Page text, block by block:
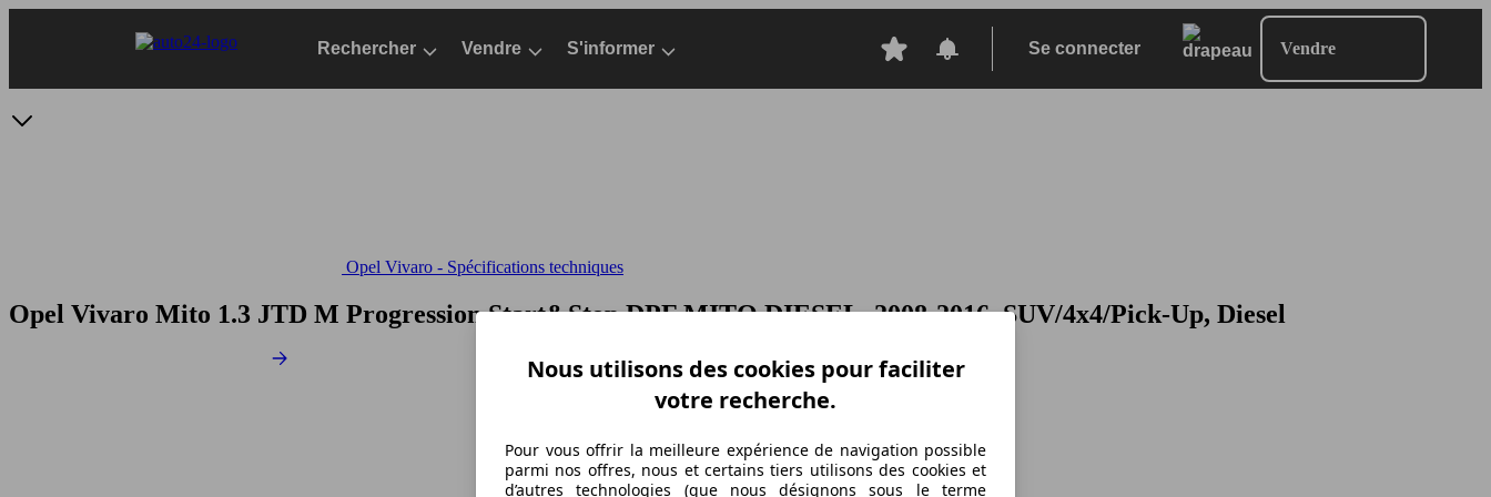
Rechercher Vendre S'informer Se connecter Vendre
Opel Vivaro - Spécifications techniques
Opel Vivaro Mito 1.3 JTD M Progression Start&Stop DPFMITO DIESEL, 2008-2016, SUV/4x4/Pick-Up, Diesel
Nous utilisons des cookies pour faciliter
votre recherche.
Pour vous offrir la meilleure expérience de navigation possible
parmi nos offres, nous et certains tiers utilisons des cookies et
d’autres technologies (que nous désignons sous le terme